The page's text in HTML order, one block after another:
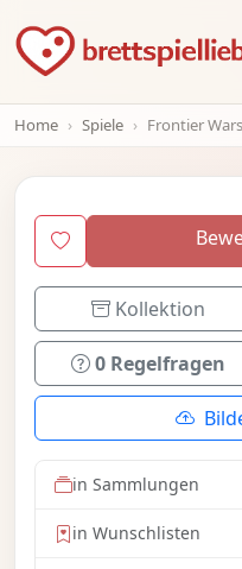
Home Spiele Frontier Wars
Kollektion
0 Regelfragen
in Sammlungen
in Wunschlisten